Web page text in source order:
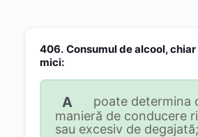
406. Consumul de alcool,
mici:
A
poate determina
manieră de conducere
sau excesiv de degajată;